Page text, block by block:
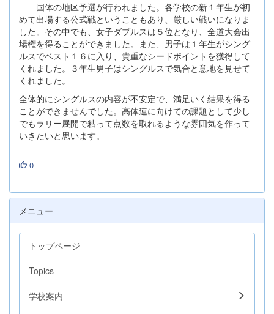
国体の地区予選が行われました。各学校の新１年生が初
めて出場する公式戦ということもあり、厳しい戦いになりま
した。その中でも、女子ダブルスは５位となり、全道大会出
場権を得ることができました。また、男子は１年生がシング
ルスでベスト１６に入り、貴重なシードポイントを獲得して
くれました。３年生男子はシングルスで気合と意地を見せて
くれました。
全体的にシングルスの内容が不安定で、満足いく結果を得る
ことができませんでした。高体連に向けての課題として少し
でもラリー展開で粘って点数を取れるような雰囲気を作って
いきたいと思います。
0
メニュー
トップページ
Topics
学校案内